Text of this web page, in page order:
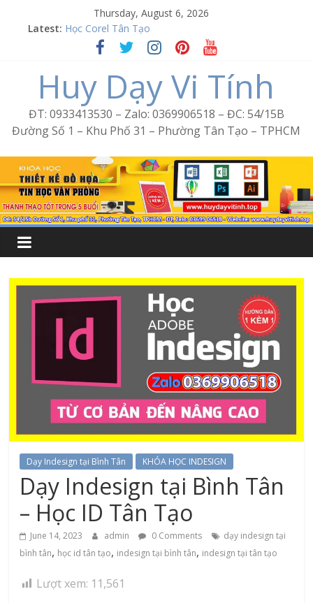
Thursday, August 6, 2026
Latest: Học Corel Tân Tạo
Cách tạo USB Boot bằng Ventoy
Khóa học Photoshop tại Tân Tạo
Excel Bình Trị Đông – Vi tính văn phòng cấp tốc
Word Bình Trị Đông – Tin học văn phòng cấp tốc
Huy Dạy Vi Tính
ĐT: 0933413530 – Zalo: 0369906518 – ĐC: 54/15B
Đường Số 1 – Khu Phố 31 – Phường Tân Tạo – TPHCM
Dạy Indesign tại Bình Tân KHÓA HỌC INDESIGN
Dạy Indesign tại Bình Tân
– Học ID Tân Tạo
June 14, 2023 admin 0 Comments
dạy indesign tại
bình tân, học id tân tạo, indesign tại bình tân, indesign tại tân tạo
Lượt xem: 11,561